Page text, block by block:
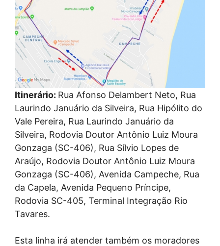
Itinerário: Rua Afonso Delambert Neto, Rua
Laurindo Januário da Silveira, Rua Hipólito do
Vale Pereira, Rua Laurindo Januário da
Silveira, Rodovia Doutor Antônio Luiz Moura
Gonzaga (SC-406), Rua Sílvio Lopes de
Araújo, Rodovia Doutor Antônio Luiz Moura
Gonzaga (SC-406), Avenida Campeche, Rua
da Capela, Avenida Pequeno Príncipe,
Rodovia SC-405, Terminal Integração Rio
Tavares.
Esta linha irá atender também os moradores